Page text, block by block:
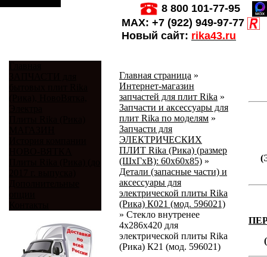
8 800 101-77-95
MAX: +7 (922) 949-97-77
Новый сайт: rika43.ru
Главная страница »
Интернет-магазин
запчастей для плит Rika »
Запчасти и аксессуары для
плит Rika по моделям »
Запчасти для
ЭЛЕКТРИЧЕСКИХ
ПЛИТ Rika (Рика) (размер
(ШхГхВ): 60х60х85) »
Детали (запасные части) и
аксессуары для
электрической плиты Rika
(Рика) К021 (мод. 596021)
» Стекло внутренее
4х286х420 для
электрической плиты Rika
(Рика) К21 (мод. 596021)